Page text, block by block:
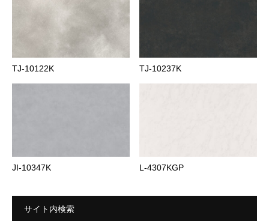
TJ-10122K TJ-10237K
JI-10347K L-4307KGP
サイト内検索